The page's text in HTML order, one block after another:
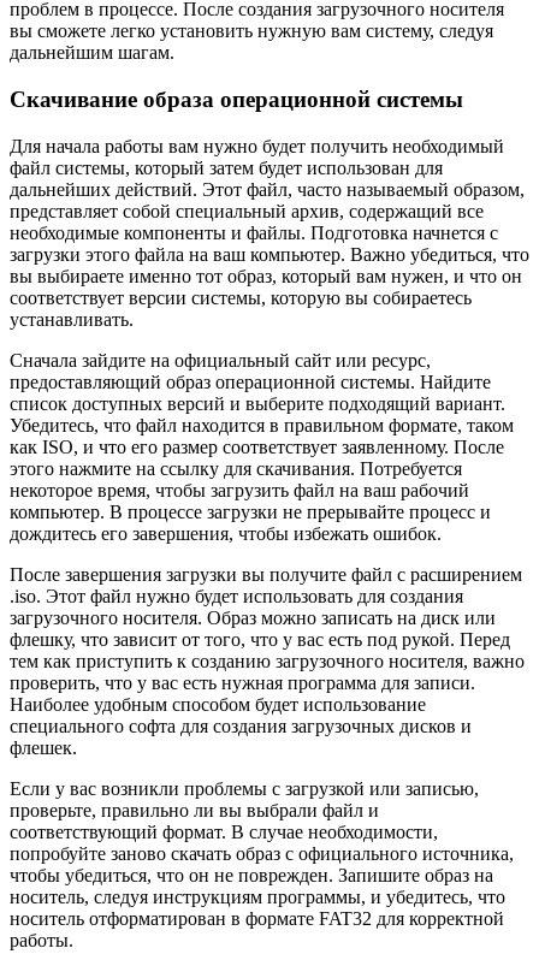
проблем в процессе. После создания загрузочного носителя
вы сможете легко установить нужную вам систему, следуя
дальнейшим шагам.
Скачивание образа операционной системы
Для начала работы вам нужно будет получить необходимый
файл системы, который затем будет использован для
дальнейших действий. Этот файл, часто называемый образом,
представляет собой специальный архив, содержащий все
необходимые компоненты и файлы. Подготовка начнется с
загрузки этого файла на ваш компьютер. Важно убедиться, что
вы выбираете именно тот образ, который вам нужен, и что он
соответствует версии системы, которую вы собираетесь
устанавливать.
Сначала зайдите на официальный сайт или ресурс,
предоставляющий образ операционной системы. Найдите
список доступных версий и выберите подходящий вариант.
Убедитесь, что файл находится в правильном формате, таком
как ISO, и что его размер соответствует заявленному. После
этого нажмите на ссылку для скачивания. Потребуется
некоторое время, чтобы загрузить файл на ваш рабочий
компьютер. В процессе загрузки не прерывайте процесс и
дождитесь его завершения, чтобы избежать ошибок.
После завершения загрузки вы получите файл с расширением
.iso. Этот файл нужно будет использовать для создания
загрузочного носителя. Образ можно записать на диск или
флешку, что зависит от того, что у вас есть под рукой. Перед
тем как приступить к созданию загрузочного носителя, важно
проверить, что у вас есть нужная программа для записи.
Наиболее удобным способом будет использование
специального софта для создания загрузочных дисков и
флешек.
Если у вас возникли проблемы с загрузкой или записью,
проверьте, правильно ли вы выбрали файл и
соответствующий формат. В случае необходимости,
попробуйте заново скачать образ с официального источника,
чтобы убедиться, что он не поврежден. Запишите образ на
носитель, следуя инструкциям программы, и убедитесь, что
носитель отформатирован в формате FAT32 для корректной
работы.